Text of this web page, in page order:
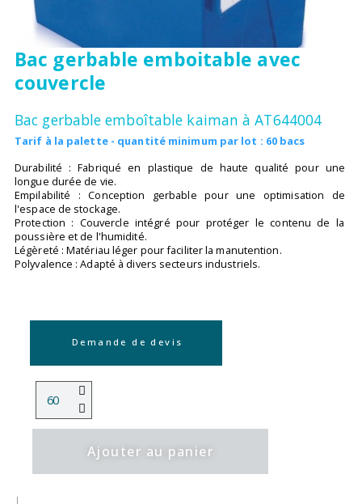
Bac gerbable emboitable avec
couvercle
Bac gerbable emboîtable kaiman à AT644004
Tarif à la palette - quantité minimum par lot : 60 bacs
Durabilité : Fabriqué en plastique de haute qualité pour une
longue durée de vie.
Empilabilité : Conception gerbable pour une optimisation de
l'espace de stockage.
Protection : Couvercle intégré pour protéger le contenu de la
poussière et de l'humidité.
Légèreté : Matériau léger pour faciliter la manutention.
Polyvalence : Adapté à divers secteurs industriels.
Demande de devis
Ajouter au panier